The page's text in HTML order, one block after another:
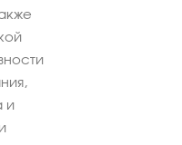
и